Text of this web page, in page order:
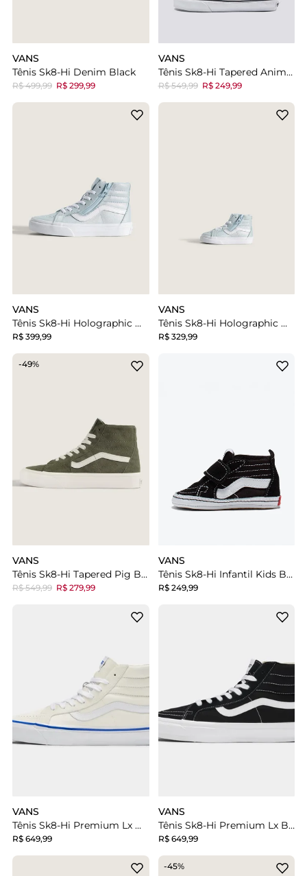
VANS
Tênis Sk8-Hi Denim Black
R$ 499,99 R$ 299,99
VANS
Tênis Sk8-Hi Tapered Animalier Black
R$ 549,99 R$ 249,99
VANS
Tênis Sk8-Hi Holographic Dawn Mist Infantil
R$ 399,99
VANS
Tênis Sk8-Hi Holographic Dawn Mist Infantil
R$ 329,99
-49%
VANS
Tênis Sk8-Hi Tapered Pig Bay Leaf
R$ 549,99 R$ 279,99
VANS
Tênis Sk8-Hi Infantil Kids Black White
R$ 249,99
VANS
Tênis Sk8-Hi Premium Lx Off White
R$ 649,99
VANS
Tênis Sk8-Hi Premium Lx Black White
R$ 649,99
-45%